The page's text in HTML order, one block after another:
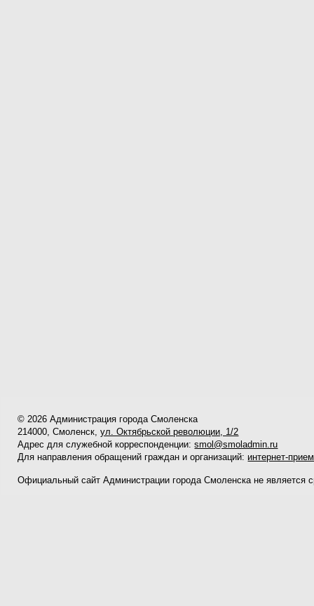
© 2026 Администрация города Смоленска
214000, Смоленск,ул. Октябрьской революции, 1/2
Адрес для служебной корреспонденции:smol@smoladmin.ru
Для направления обращений граждан и организаций: интернет-
Официальный сайт Администрации города Смоленска не является